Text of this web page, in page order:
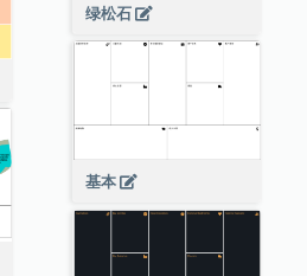
绿松石
基本